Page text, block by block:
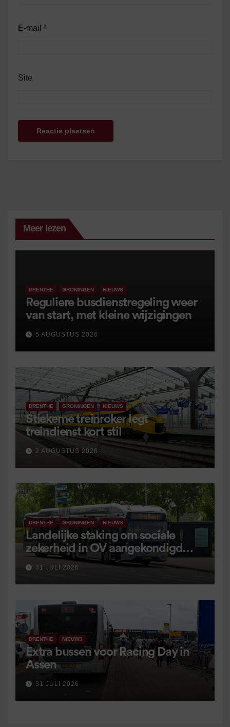
E-mail *
Site
Meer lezen
DRENTHE GRONINGEN NIEUWS
Reguliere busdienstregeling weer
van start, met kleine wijzigingen
5 AUGUSTUS 2026
DRENTHE GRONINGEN NIEUWS
Stiekeme treinroker legt
treindienst kort stil
2 AUGUSTUS 2026
DRENTHE GRONINGEN NIEUWS
Landelijke staking om sociale
zekerheid in OV aangekondigd
voor 9 september
31 JULI 2026
DRENTHE NIEUWS
Extra bussen voor Racing Day in
Assen
31 JULI 2026